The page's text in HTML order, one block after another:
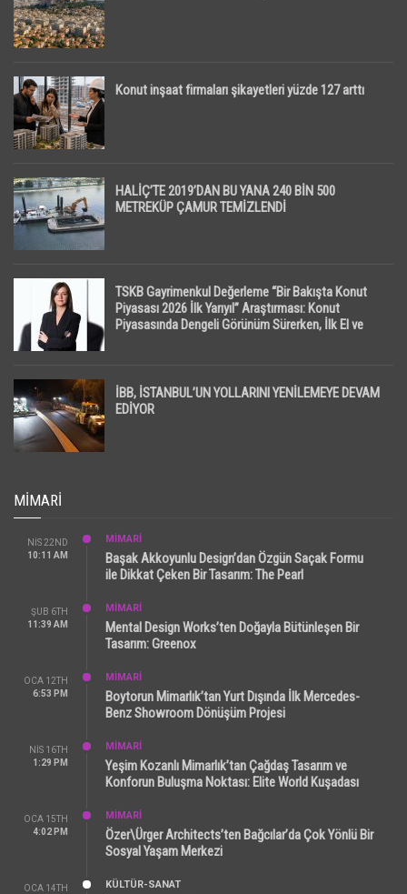
Konut inşaat firmaları şikayetleri yüzde 127 arttı
HALİÇ’TE 2019’DAN BU YANA 240 BİN 500
METREKÜP ÇAMUR TEMİZLENDİ
TSKB Gayrimenkul Değerleme “Bir Bakışta Konut
Piyasası 2026 İlk Yarıyıl” Araştırması: Konut
Piyasasında Dengeli Görünüm Sürerken, İlk El ve
İBB, İSTANBUL’UN YOLLARINI YENİLEMEYE DEVAM
EDİYOR
MIMARI
NIS 22ND
10:11 AM
MİMARİ
Başak Akkoyunlu Design’dan Özgün Saçak Formu
ile Dikkat Çeken Bir Tasarım: The Pearl
ŞUB 6TH
11:39 AM
MİMARİ
Mental Design Works’ten Doğayla Bütünleşen Bir
Tasarım: Greenox
OCA 12TH
6:53 PM
MİMARİ
Boytorun Mimarlık’tan Yurt Dışında İlk Mercedes-
Benz Showroom Dönüşüm Projesi
NIS 16TH
1:29 PM
MİMARİ
Yeşim Kozanlı Mimarlık’tan Çağdaş Tasarım ve
Konforun Buluşma Noktası: Elite World Kuşadası
OCA 15TH
4:02 PM
MİMARİ
Özer\Ürger Architects’ten Bağcılar’da Çok Yönlü Bir
Sosyal Yaşam Merkezi
OCA 14TH
KÜLTÜR-SANAT